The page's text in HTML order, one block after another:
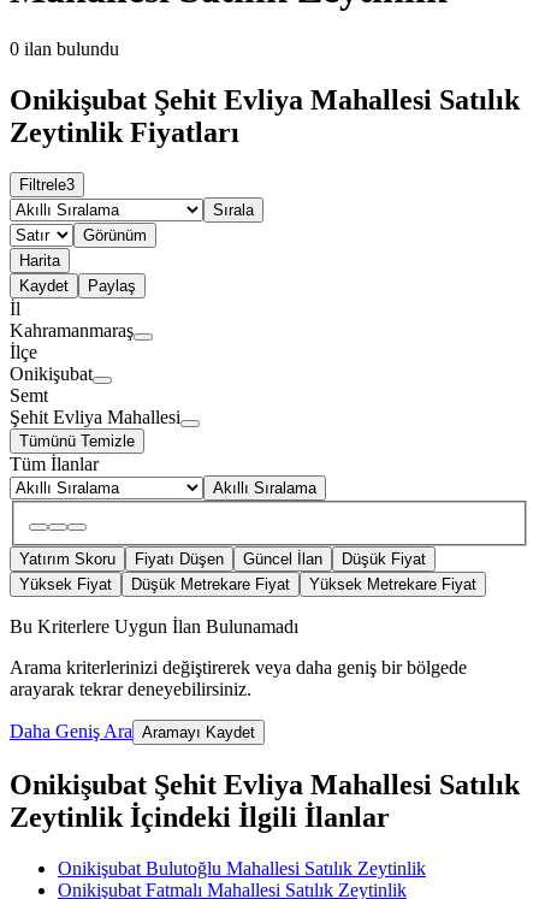
0 ilan bulundu
Onikişubat Şehit Evliya Mahallesi Satılık
Zeytinlik Fiyatları
Filtrele3
Sırala
Görünüm
Harita
Kaydet
Paylaş
İl
Kahramanmaraş
İlçe
Onikişubat
Semt
Şehit Evliya Mahallesi
Tümünü Temizle
Tüm İlanlar
Akıllı Sıralama
Yatırım Skoru Fiyatı Düşen Güncel İlan
Düşük Fiyat
Yüksek Fiyat
Düşük Metrekare Fiyat Yüksek Metrekare Fiyat
Bu Kriterlere Uygun İlan Bulunamadı
Arama kriterlerinizi değiştirerek veya daha geniş bir bölgede
arayarak tekrar deneyebilirsiniz.
Daha Geniş Ara Aramayı Kaydet
Onikişubat Şehit Evliya Mahallesi Satılık
Zeytinlik İçindeki İlgili İlanlar
Onikişubat Bulutoğlu Mahallesi Satılık Zeytinlik
Onikişubat Fatmalı Mahallesi Satılık Zeytinlik